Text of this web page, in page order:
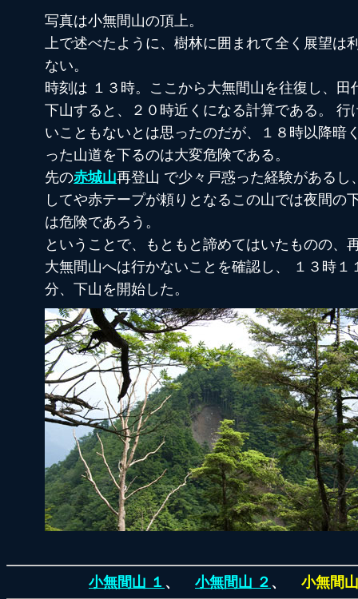
写真は小無間山の頂上。
上で述べたように、樹林に囲まれて全く展望は
ない。
時刻は １３時。ここから大無間山を往復し、田
下山すると、２０時近くになる計算である。 行
いこともないとは思ったのだが、１８時以降暗
った山道を下るのは大変危険である。
先の赤城山再登山 で少々戸惑った経験があるし
してや赤テープが頼りとなるこの山では夜間の
は危険であろう。
ということで、もともと諦めてはいたものの、
大無間山へは行かないことを確認し、 １３時１
分、下山を開始した。
小無間山 １ 、 小無間山 ２ 、 小無間